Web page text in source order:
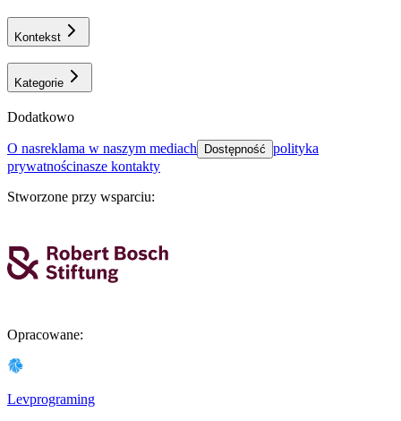
Kontekst
Kategorie
Dodatkowo
o nasreklama w naszym mediach Dostępność polityka
prywatnościnasze kontakty
Stworzone przy wsparciu:
Opracowane:
Levprograming